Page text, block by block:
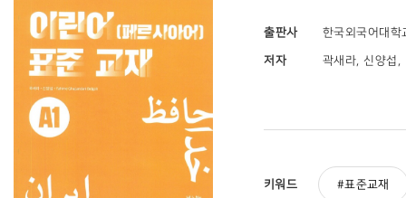
출판사 한국외국어대학
저자 곽새라, 신양
키워드 표준교재